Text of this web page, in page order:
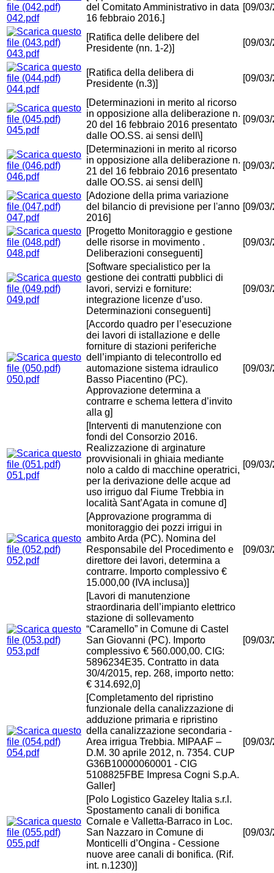
042.pdf
del Comitato Amministrativo in data
16 febbraio 2016.]
[09/
043.pdf
[Ratifica delle delibere del
Presidente (nn. 1-2)]
[09/
044.pdf
[Ratifica della delibera di
Presidente (n.3)]
[09/
045.pdf
[Determinazioni in merito al ricorso
in opposizione alla deliberazione n.
20 del 16 febbraio 2016 presentato
dalle OO.SS. ai sensi dell\]
[09/
046.pdf
[Determinazioni in merito al ricorso
in opposizione alla deliberazione n.
21 del 16 febbraio 2016 presentato
dalle OO.SS. ai sensi dell\]
[09/
047.pdf
[Adozione della prima variazione
del bilancio di previsione per l'anno
2016]
[09/
048.pdf
[Progetto Monitoraggio e gestione
delle risorse in movimento .
Deliberazioni conseguenti]
[09/
049.pdf
[Software specialistico per la
gestione dei contratti pubblici di
lavori, servizi e forniture:
integrazione licenze d’uso.
Determinazioni conseguenti]
[09/
050.pdf
[Accordo quadro per l’esecuzione
dei lavori di istallazione e delle
forniture di stazioni periferiche
dell’impianto di telecontrollo ed
automazione sistema idraulico
Basso Piacentino (PC).
Approvazione determina a
contrarre e schema lettera d’invito
alla g]
[09/
051.pdf
[Interventi di manutenzione con
fondi del Consorzio 2016.
Realizzazione di arginature
provvisionali in ghiaia mediante
nolo a caldo di macchine operatrici,
per la derivazione delle acque ad
uso irriguo dal Fiume Trebbia in
località Sant’Agata in comune d]
[09/
052.pdf
[Approvazione programma di
monitoraggio dei pozzi irrigui in
ambito Arda (PC). Nomina del
Responsabile del Procedimento e
direttore dei lavori, determina a
contrarre. Importo complessivo €
15.000,00 (IVA inclusa)]
[09/
053.pdf
[Lavori di manutenzione
straordinaria dell’impianto elettrico
stazione di sollevamento
“Caramello” in Comune di Castel
San Giovanni (PC). Importo
complessivo € 560.000,00. CIG:
5896234E35. Contratto in data
30/4/2015, rep. 268, importo netto:
€ 314.692,0]
[09/
054.pdf
[Completamento del ripristino
funzionale della canalizzazione di
adduzione primaria e ripristino
della canalizzazione secondaria -
Area irrigua Trebbia. MIPAAF –
D.M. 30 aprile 2012, n. 7354. CUP
G36B10000060001 - CIG
5108825FBE Impresa Cogni S.p.A.
Galler]
[09/
055.pdf
[Polo Logistico Gazeley Italia s.r.l.
Spostamento canali di bonifica
Cornale e Valletta-Barraco in Loc.
San Nazzaro in Comune di
Monticelli d’Ongina - Cessione
nuove aree canali di bonifica. (Rif.
int. n.1230)]
[09/